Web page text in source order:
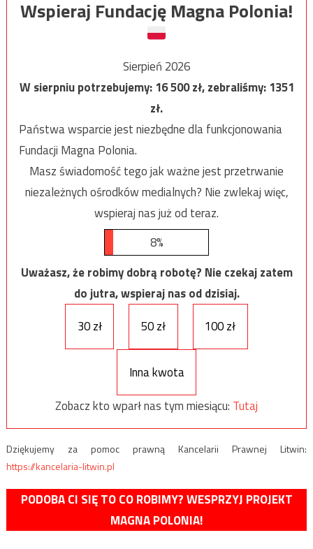
Wspieraj Fundację Magna Polonia!
Sierpień 2026
W sierpniu potrzebujemy:16 500zł, zebraliśmy:1351
zł.
Państwa wsparcie jest niezbędne dla funkcjonowania
Fundacji Magna Polonia.
Masz świadomość tego jak ważne jest przetrwanie
niezależnych ośrodków medialnych? Nie zwlekaj więc,
wspieraj nas już od teraz.
8%
Uważasz, że robimy dobrą robotę? Nie czekaj zatem
do jutra, wspieraj nas od dzisiaj.
30 zł
50 zł 100 zł
Inna kwota
Zobacz kto wparł nas tym miesiącu: Tutaj
Dziękujemy za pomoc prawną Kancelarii Prawnej Litwin:
https://kancelaria-litwin.pl
PODOBA CI SIĘ TO CO ROBIMY? WESPRZYJ PROJEKT
MAGNA POLONIA!